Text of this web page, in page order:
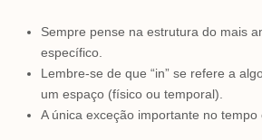
Sempre pense na estrutura do mais
específico.
Lembre-se de que “in” se refere a
um espaço (físico ou temporal).
A única exceção importante no tempo